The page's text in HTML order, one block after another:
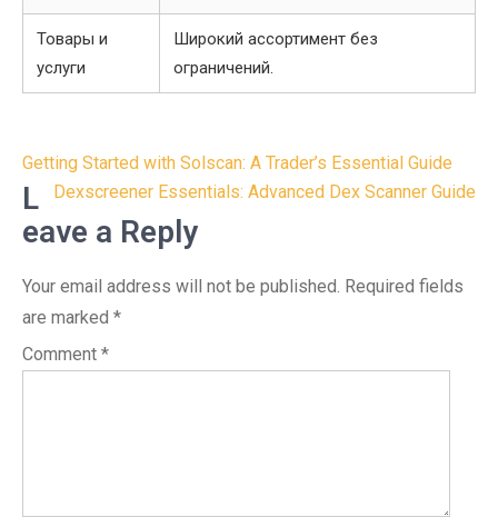
Товары и
услуги
Широкий ассортимент без
ограничений.
Post
navigation
Getting Started with Solscan: A Trader’s Essential Guide
Dexscreener Essentials: Advanced Dex Scanner Guide
L
eave a Reply
Your email address will not be published. Required fields
are marked *
Comment *